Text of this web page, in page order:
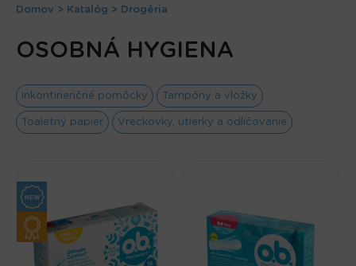
sa
tu
Domov > Katalóg > Drogéria
to
OSOBNÁ HYGIENA
Inkontinenčné pomôcky Tampóny a vložky
Toaletný papier Vreckovky, utierky a odličovanie